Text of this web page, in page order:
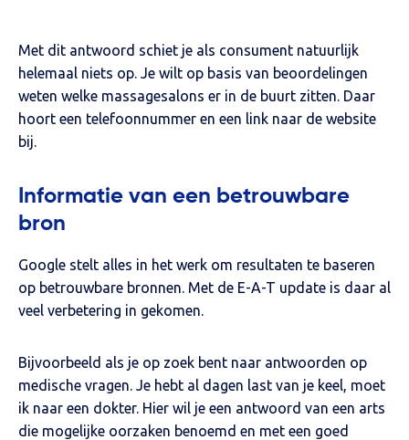
Met dit antwoord schiet je als consument natuurlijk
helemaal niets op. Je wilt op basis van beoordelingen
weten welke massagesalons er in de buurt zitten. Daar
hoort een telefoonnummer en een link naar de website
bij.
Informatie van een betrouwbare
bron
Google stelt alles in het werk om resultaten te baseren
op betrouwbare bronnen. Met de E-A-T update is daar al
veel verbetering in gekomen.
Bijvoorbeeld als je op zoek bent naar antwoorden op
medische vragen. Je hebt al dagen last van je keel, moet
ik naar een dokter. Hier wil je een antwoord van een arts
die mogelijke oorzaken benoemd en met een goed